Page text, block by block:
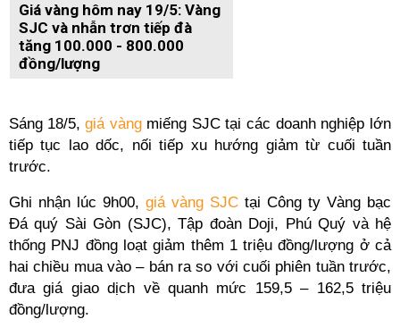
Giá vàng hôm nay 19/5: Vàng
SJC và nhẫn trơn tiếp đà
tăng 100.000 - 800.000
đồng/lượng
Sáng 18/5, giá vàng miếng SJC tại các doanh nghiệp lớn
tiếp tục lao dốc, nối tiếp xu hướng giảm từ cuối tuần
trước.
Ghi nhận lúc 9h00, giá vàng SJC tại Công ty Vàng bạc
Đá quý Sài Gòn (SJC), Tập đoàn Doji, Phú Quý và hệ
thống PNJ đồng loạt giảm thêm 1 triệu đồng/lượng ở cả
hai chiều mua vào – bán ra so với cuối phiên tuần trước,
đưa giá giao dịch về quanh mức 159,5 – 162,5 triệu
đồng/lượng.